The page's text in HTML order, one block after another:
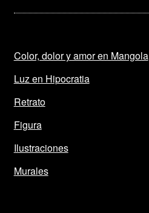
Color, dolor y amor en Mangola
Luz en Hipocratia
Retrato
Figura
Ilustraciones
Murales